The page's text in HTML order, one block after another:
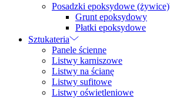
Posadzki epoksydowe (żywice)
Grunt epoksydowy
Płatki epoksydowe
Sztukateria
Panele ścienne
Listwy karniszowe
Listwy na ścianę
Listwy sufitowe
Listwy oświetleniowe